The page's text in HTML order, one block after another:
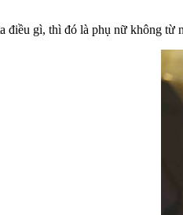
điều gì, thì đó là phụ nữ không từ